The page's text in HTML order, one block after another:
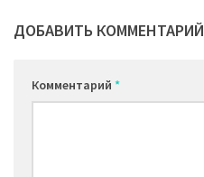
ДОБАВИТЬ КОММЕНТАРИЙ
Комментарий *